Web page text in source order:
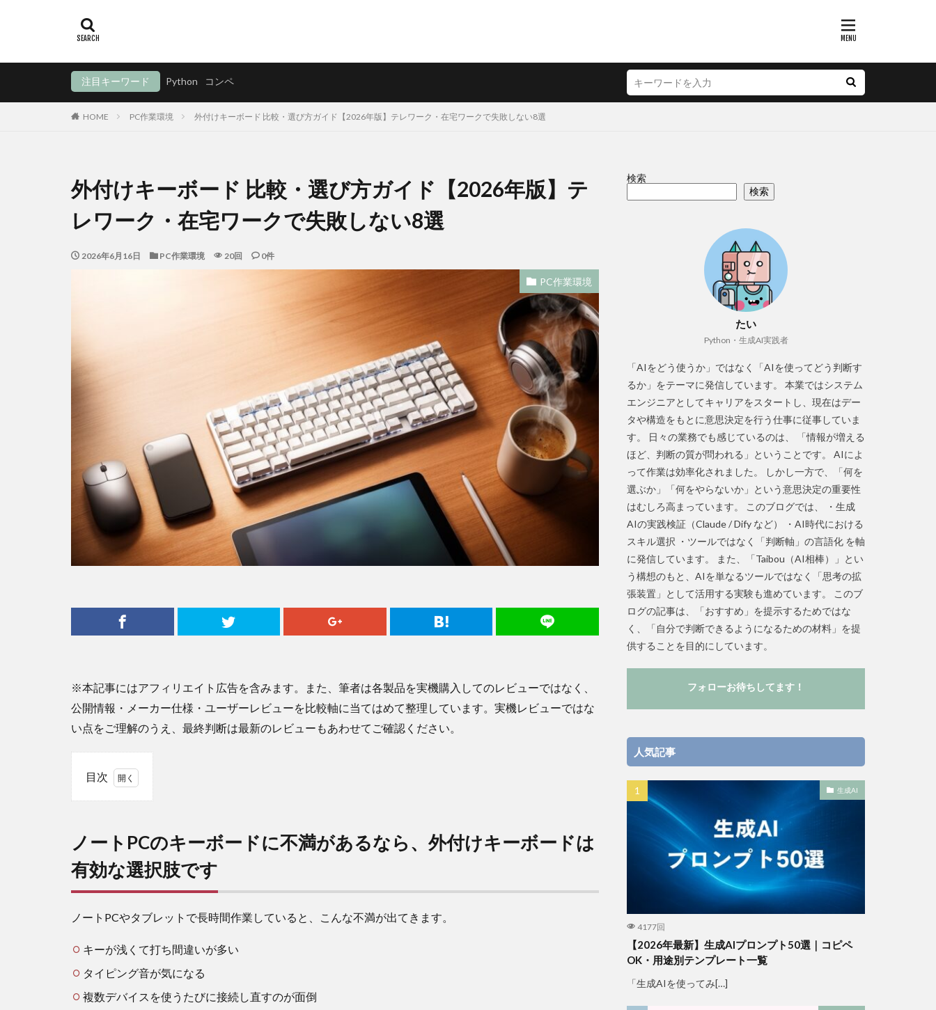
注目キーワード Python コンペ
HOME PC作業環境 外付けキーボード 比較・選び方ガイド【2026年版】テレワーク・在宅ワークで失敗しない8選
外付けキーボード 比較・選び方ガイド【2026年版】テ
レワーク・在宅ワークで失敗しない8選
2026年6月16日 PC作業環境 20回 0件
PC作業環境
※本記事にはアフィリエイト広告を含みます。また、筆者は各製品を実機購入してのレビューではなく、
公開情報・メーカー仕様・ユーザーレビューを比較軸に当てはめて整理しています。実機レビューではな
い点をご理解のうえ、最終判断は最新のレビューもあわせてご確認ください。
目次
PC
ーボ
満が
な
ら、
外付
ーボ
ノートPCのキーボードに不満があるなら、外付けキーボードは
有効な選択肢です
ノートPCやタブレットで長時間作業していると、こんな不満が出てきます。
キーが浅くて打ち間違いが多い
タイピング音が気になる
複数デバイスを使うたびに接続し直すのが面倒
検索
検索
たい
Python・生成AI実践者
「AIをどう使うか」ではなく「AIを使ってどう判断す
るか」をテーマに発信しています。 本業ではシステム
エンジニアとしてキャリアをスタートし、現在はデー
タや構造をもとに意思決定を行う仕事に従事していま
す。 日々の業務でも感じているのは、 「情報が増える
ほど、判断の質が問われる」ということです。 AIによ
って作業は効率化されました。 しかし一方で、「何を
選ぶか」「何をやらないか」という意思決定の重要性
はむしろ高まっています。 このブログでは、 ・生成
AIの実践検証（Claude / Dify など） ・AI時代における
スキル選択 ・ツールではなく「判断軸」の言語化 を軸
に発信しています。 また、「Taibou（AI相棒）」とい
う構想のもと、AIを単なるツールではなく「思考の拡
張装置」として活用する実験も進めています。 このブ
ログの記事は、「おすすめ」を提示するためではな
く、「自分で判断できるようになるための材料」を提
供することを目的にしています。
フォローお待ちしてます！
人気記事
生成AI
4177回
【2026年最新】生成AIプロンプト50選｜コピペ
OK・用途別テンプレート一覧
「生成AIを使ってみ[…]